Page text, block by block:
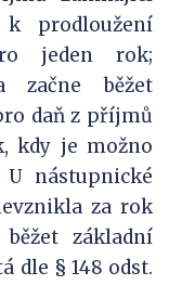
prodloužení
jeden rok;
začne běžet
daň z příjmů
kdy je možno
nástupnické
za rok
základní
dle § 148 odst.